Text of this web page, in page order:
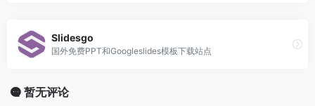
Slidesgo
国外免费PPT和Googleslides模板下载站点
暂无评论